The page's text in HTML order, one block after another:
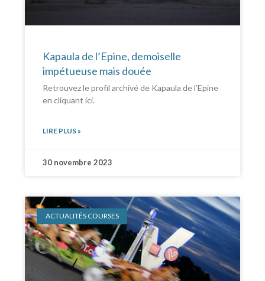
Kapaula de l’Epine, demoiselle
impétueuse mais douée
Retrouvez le profil archivé de Kapaula de l’Epine
en cliquant ici.
LIRE PLUS »
30 novembre 2023
ACTUALITÉS COURSES